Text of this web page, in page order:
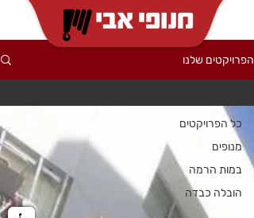
הפרויקטים שלנו
כל הפרויקטים
מנופים
במות הרמה
הובלה כבדה